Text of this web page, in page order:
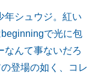
年シュウジ。紅い
で光に包
なんて事ないだろ
登場の如く、コレ